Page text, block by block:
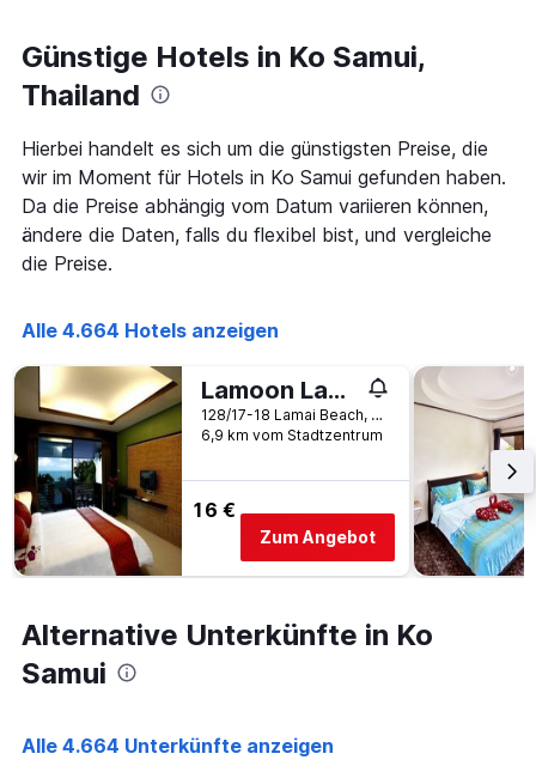
Günstige Hotels in Ko Samui,
Thailand
Hierbei handelt es sich um die günstigsten Preise, die
wir im Moment für Hotels in Ko Samui gefunden haben.
Da die Preise abhängig vom Datum variieren können,
ändere die Daten, falls du flexibel bist, und vergleiche
die Preise.
Alle 4.664 Hotels anzeigen
Lamoon Lamai Residence & Guesthouse
128/17-18 Lamai Beach, Ko Samui, Thailand
6,9 km vom Stadtzentrum
16 €
Zum Angebot
Alternative Unterkünfte in Ko
Samui
Alle 4.664 Unterkünfte anzeigen